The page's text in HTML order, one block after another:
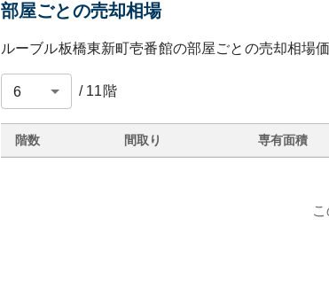
部屋ごとの売却相場
ルーブル板橋東新町壱番館の部屋ごとの売却相場
/ 11 階
階数 間取り 専有面積